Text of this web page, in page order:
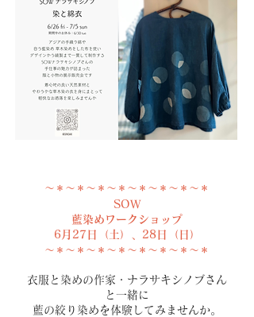
​～＊～＊～＊～＊～＊～＊～＊～＊​
SOW
藍染めワークショップ
6月27日（土）、28日（日）
​～＊～＊～＊～＊～＊～＊～＊～＊​
衣服と染めの作家・ナラサキシノブさん
と一緒に
藍の絞り染めを体験してみませんか。